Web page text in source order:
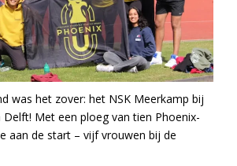
was het zover: het NSK Meerkamp bij
Delft! Met een ploeg van tien Phoenix-
aan de start – vijf vrouwen bij de